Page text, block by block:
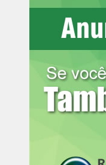
florestais (MP 1.367/
As MPs que liberam
situações de
imediato. Ainda
analisar cada
Se aprovada, ela se
valor disponível ao
Leia mais: